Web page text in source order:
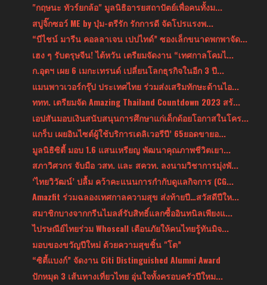
"กฤษนะ ทัวร์ยกล้อ" มูลนิธิอารยสถาปัตย์เพื่อคนทั้งม...
สบู่จิ๊กซอว์ ME by บุ๋ม-ตรีรัก รักการดี จัดโปรแรงพ...
“บีไชน์ มารีน คอลลาเจน เปปไทด์” ซองเล็กขนาดพกพาจัด...
เฮง ๆ รับตรุษจีน! ไต้หวัน เตรียมจัดงาน “เทศกาลโคมไ...
ก.อุตฯ เผย 6 เมกะเทรนด์ เปลี่ยนโลกธุรกิจในอีก 3 ปี...
แมนพาวเวอร์กรุ๊ป ประเทศไทย ร่วมส่งเสริมทักษะด้านไอ...
ททท. เตรียมจัด Amazing Thailand Countdown 2023 สร้...
เอปสันมอบเงินสนับสนุนการศึกษาแก่เด็กด้อยโอกาสในโคร...
แกร็บ เผยอินไซต์ผู้ใช้บริการเดลิเวอรีปี’ 65ยอดขายอ...
มูลนิธิซิตี้ มอบ 1.6 แสนเหรียญ พัฒนาคุณภาพชีวิตเยา...
สภาวิศวกร จับมือ วสท. และ สควท. ลงนามวิชาการมุ่งพั...
‘ไทยวิวัฒน์’ ปลื้ม คว้าคะแนนการกำกับดูแลกิจการ (CG...
Amazfit ร่วมฉลองเทศกาลความสุข ส่งท้ายปี…สวัสดีปีให...
สมาชิกบางจากกรีนไมลส์รับสิทธิ์แลกซื้ออินทนิลเพียงแ...
ไปรษณีย์ไทยร่วม Whoscall เตือนภัยให้คนไทยรู้ทันมิจ...
มอบของขวัญปีใหม่ ด้วยความสุขชิ้น "โต”
“ซิตี้แบงก์” จัดงาน Citi Distinguished Alumni Award
ปักหมุด 3 เส้นทางเที่ยวไทย อุ่นใจทั้งครอบครัวปีใหม...